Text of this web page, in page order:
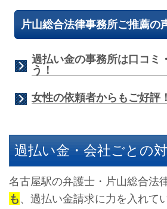
片山総合法律事務所ご推薦の
過払い金の事務所は口コミ
う！
女性の依頼者からもご好評！
過払い金・会社ごとの
名古屋駅の弁護士・片山総合法
も、過払い金請求に力を入れて